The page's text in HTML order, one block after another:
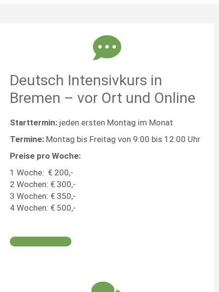
Deutsch Intensivkurs in
Bremen – vor Ort und Online
Starttermin: jeden ersten Montag im Monat
Termine: Montag bis Freitag von 9:00 bis 12:00 Uhr
Preise pro Woche:
1 Woche: € 200,-
2 Wochen: € 300,-
3 Wochen: € 350,-
4 Wochen: € 500,-
Jetzt anmelden!